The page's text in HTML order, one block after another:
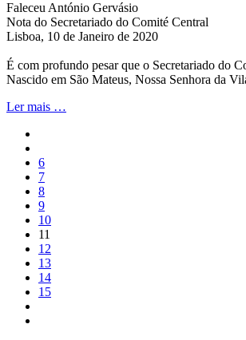
Faleceu António Gervásio
Nota do Secretariado do Comité Central
Lisboa, 10 de Janeiro de 2020
É com profundo pesar que o Secretariado do
Nascido em São Mateus, Nossa Senhora da
Ler mais …
6
7
8
9
10
11
12
13
14
15